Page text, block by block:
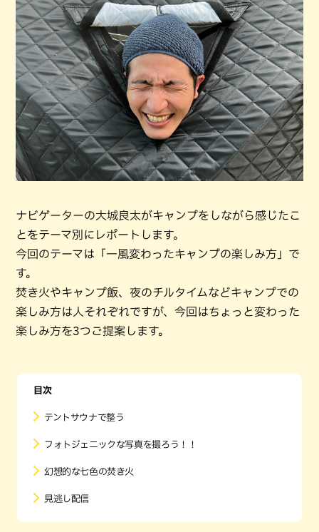
ナビゲーターの大城良太がキャンプをしながら感じたこ
とをテーマ別にレポートします。
今回のテーマは「一風変わったキャンプの楽しみ方」で
す。
焚き火やキャンプ飯、夜のチルタイムなどキャンプでの
楽しみ方は人それぞれですが、今回はちょっと変わった
楽しみ方を3つご提案します。
目次
テントサウナで整う
フォトジェニックな写真を撮ろう！！
幻想的な七色の焚き火
見逃し配信